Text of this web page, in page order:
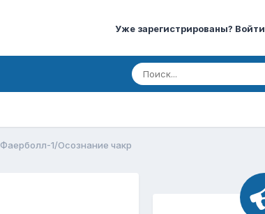
Уже зарегистрированы? Войти
Фаерболл-1/Осознание чакр